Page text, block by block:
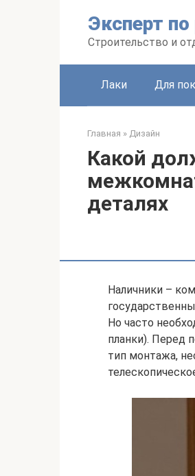
Эксперт
Строительство и
Лаки Для
Главная » Дизайн
Какой
деталях
Наличники –
Но часто
планки). Перед
тип монтажа,